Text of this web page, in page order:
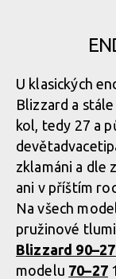
Rock Machine
2020 - nové
barvy a DVO
odpružení
Rock Machine
2020 - nové
U klasických
Blizzard a
kol, tedy 27 a
zklamáni a dle
ani v příštím
Na všech
pružinové
Blizzard
modelu 70–27